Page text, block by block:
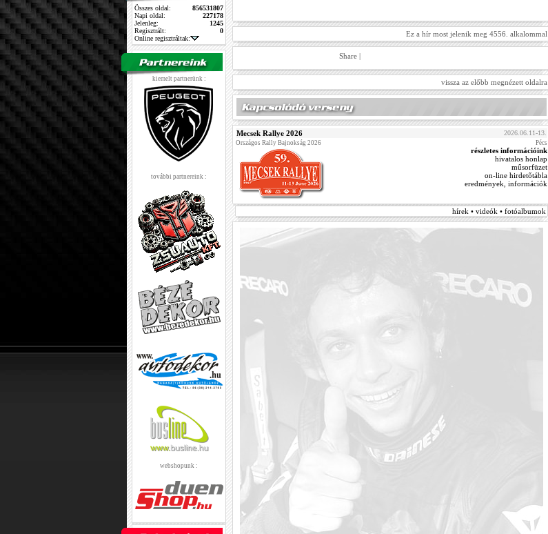
Összes oldal:
856531807
Napi oldal:
227178
Jelenleg:
1245
Regisztrált:
0
Online regisztráltak:
kiemelt partnerünk :
további partnereink :
webshopunk :
Ez a hír most jelenik meg 4556. alkalommal
Share |
vissza az előbb megnézett oldalra
Mecsek Rallye 2026 2026.06.11-13.
Országos Rally Bajnokság 2026 Pécs
részletes információink
hivatalos honlap
műsorfüzet
on-line hirdetőtábla
eredmények, információk
hírek • videók • fotóalbumok